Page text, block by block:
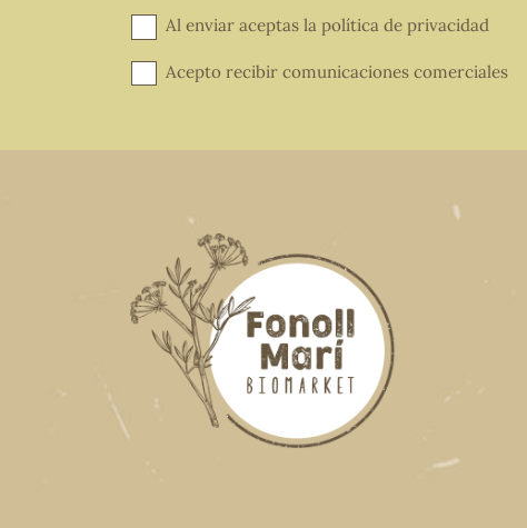
Al enviar aceptas la política de privacidad
Acepto recibir comunicaciones comerciales